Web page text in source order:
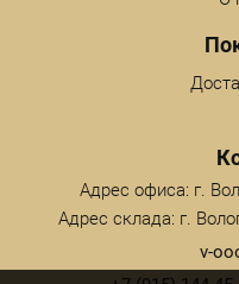
Адрес офиса: г.
Адрес склада: г.
v-